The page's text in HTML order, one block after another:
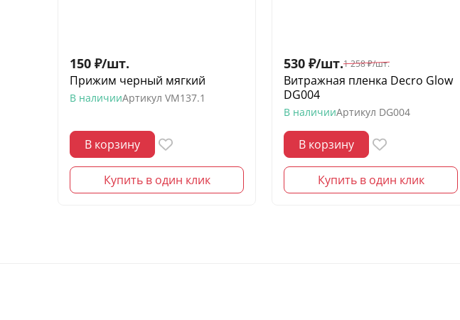
150 ₽/шт.
Прижим черный мягкий
В наличииАртикул VM137.1
В корзину
Купить в один клик
530 ₽/шт.1 258 ₽/шт.
Витражная пленка Decro Glow
DG004
В наличииАртикул DG004
В корзину
Купить в один клик